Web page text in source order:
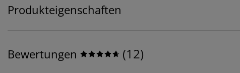
Produkteigenschaften
Bewertungen (12)